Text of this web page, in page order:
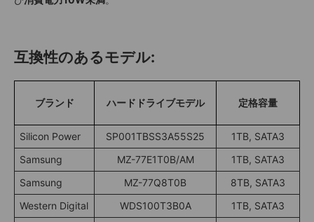
互換性のあるモデル:
ブランド ハードドライブモデル 定格容量
Silicon Power SP001TBSS3A55S25
1TB, SATA3
Samsung
MZ-77E1T0B/AM
1TB, SATA3
Samsung
MZ-77Q8T0B
8TB, SATA3
Western Digital
WDS100T3B0A
1TB, SATA3